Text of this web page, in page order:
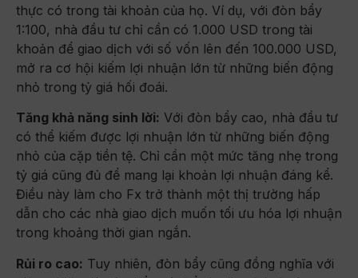
thực có trong tài khoản của họ. Ví dụ, với đòn bẩy
1:100, nhà đầu tư chỉ cần có 1.000 USD trong tài
khoản để giao dịch với số vốn lên đến 100.000 USD,
mở ra cơ hội kiếm lợi nhuận lớn từ những biến động
nhỏ trong tỷ giá hối đoái.
Tăng khả năng sinh lời: Với đòn bẩy cao, nhà đầu tư
có thể kiếm được lợi nhuận lớn từ những biến động
nhỏ của cặp tiền tệ. Chỉ cần một mức tăng nhẹ trong
tỷ giá cũng đủ để mang lại khoản lợi nhuận đáng kể.
Điều này làm cho Fx trở thành một thị trường hấp
dẫn cho các nhà giao dịch muốn tối ưu hóa lợi nhuận
trong khoảng thời gian ngắn.
Rủi ro cao: Tuy nhiên, đòn bẩy cũng đồng nghĩa với